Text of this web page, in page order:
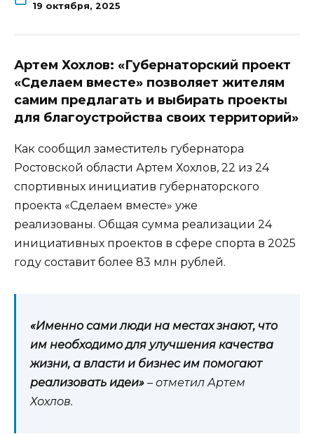
19 октября, 2025
Артем Хохлов: «Губернаторский проект
«Сделаем вместе» позволяет жителям
самим предлагать и выбирать проекты
для благоустройства своих территорий»
Как сообщил заместитель губернатора
Ростовской области Артем Хохлов, 22 из 24
спортивных инициатив губернаторского
проекта «Сделаем вместе» уже
реализованы. Общая сумма реализации 24
инициативных проектов в сфере спорта в 2025
году составит более 83 млн рублей.
«Именно сами люди на местах знают, что
им необходимо для улучшения качества
жизни, а власти и бизнес им помогают
реализовать идеи» – отметил Артем
Хохлов.